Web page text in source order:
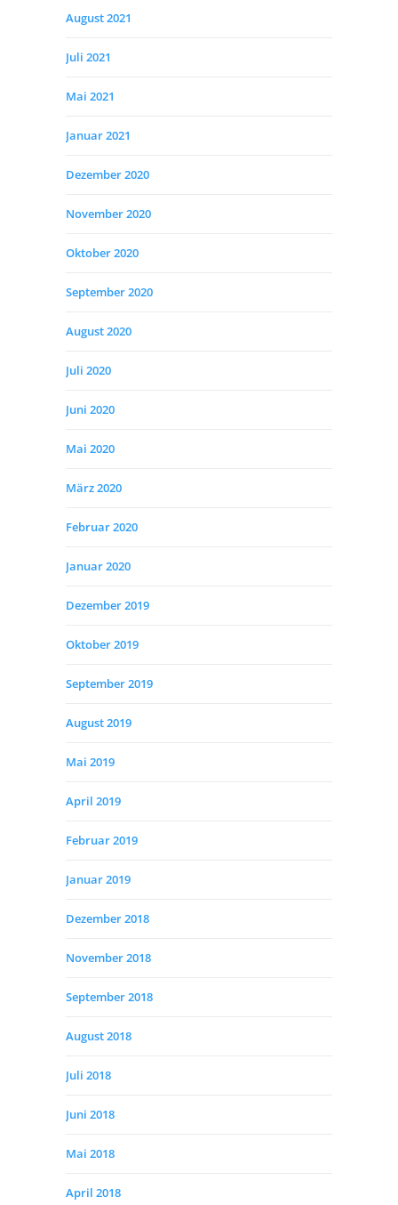
August 2021
Juli 2021
Mai 2021
Januar 2021
Dezember 2020
November 2020
Oktober 2020
September 2020
August 2020
Juli 2020
Juni 2020
Mai 2020
März 2020
Februar 2020
Januar 2020
Dezember 2019
Oktober 2019
September 2019
August 2019
Mai 2019
April 2019
Februar 2019
Januar 2019
Dezember 2018
November 2018
September 2018
August 2018
Juli 2018
Juni 2018
Mai 2018
April 2018